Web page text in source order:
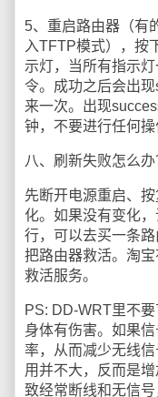
5、重启路由器（有
入TFTP模式），按
示灯，当所有指示
令。成功之后会出
来一次。出现
钟，不要进行任何操
八、刷新失败怎么办
先断开电源重启、
化。如果没有变化
行，可以去买一条
把路由器救活。淘
救活服务。
PS: DD-WRT里不
身体有伤害。如果
率，从而减少无线
用并不大，反而是
致经常断线和无信